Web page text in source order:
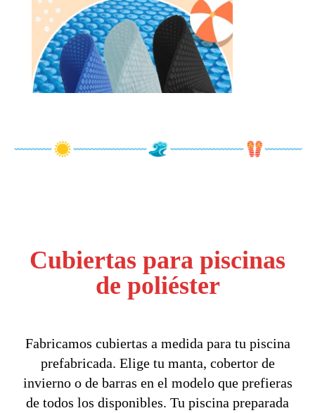
Cubiertas para piscinas
de poliéster
Fabricamos cubiertas a medida para tu piscina
prefabricada. Elige tu manta, cobertor de
invierno o de barras en el modelo que prefieras
de todos los disponibles. Tu piscina preparada